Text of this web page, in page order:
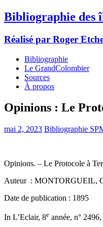
Bibliographie des
Réalisé par Roger
Bibliographie
Le GrandColombier
Sources
À propos
Opinions : Le
mai 2, 2023 Bibliographie
Opinions. – Le Protocole à
Auteur : MONTORGUEIL,
Date de publication : 1895
In L’Eclair, 8e année, n°